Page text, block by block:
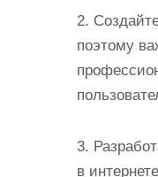
2.
поэтому
3.
в